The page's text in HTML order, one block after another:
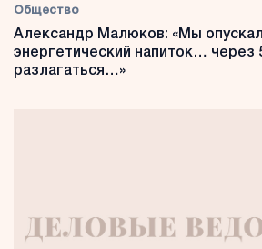
Общество
Александр Малюков: «Мы
энергетический напиток… через
разлагаться…»